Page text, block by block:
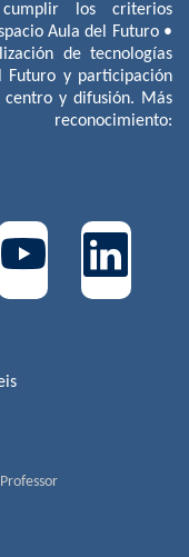
cumplir los criterios
Aula del Futuro •
de tecnologías
y participación
y difusión. Más